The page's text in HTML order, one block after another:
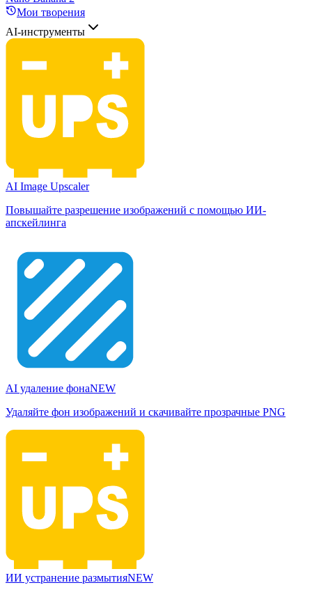
Мои творения
AI-инструменты
AI Image Upscaler
Повышайте разрешение изображений с помощью ИИ-
апскейлинга
AI удаление фонаNEW
Удаляйте фон изображений и скачивайте прозрачные PNG
ИИ устранение размытияNEW